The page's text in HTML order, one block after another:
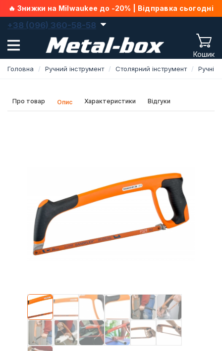
🔥 Знижки на Milwaukee до -20% | Відправка сьогодні
+38 (096) 360-58-58
Кошик
Головна Ручний інструмент Столярний інструмент Ручні
Про товар Опис Характеристики Відгуки